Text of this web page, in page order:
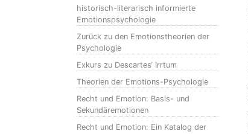
historisch-literarisch informierte
Emotionspsychologie
Zurück zu den Emotionstheorien der
Psychologie
Exkurs zu Descartes‘ Irrtum
Theorien der Emotions-Psychologie
Recht und Emotion: Basis- und
Sekundäremotionen
Recht und Emotion: Ein Katalog der